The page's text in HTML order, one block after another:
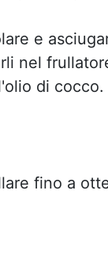
e
nel
di cocco.
fino a